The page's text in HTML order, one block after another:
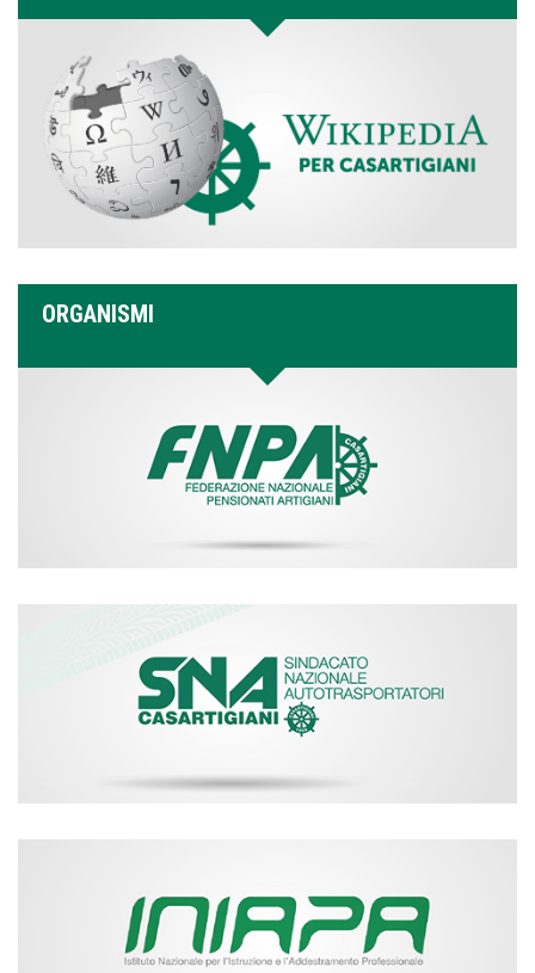
ORGANISMI